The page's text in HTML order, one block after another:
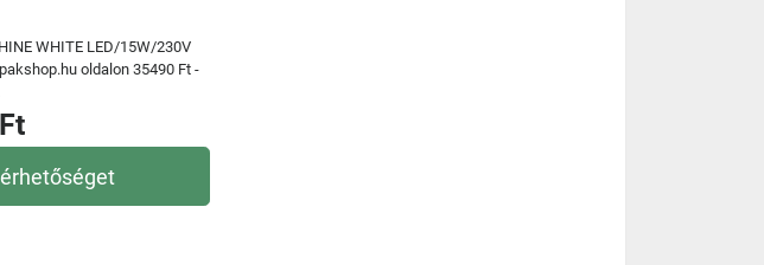
WHITE LED/15W/230V
oldalon 35490 Ft -